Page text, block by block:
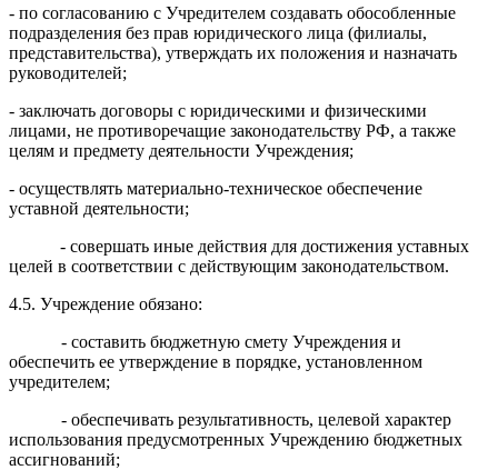
- по согласованию с Учредителем создавать обособленные
подразделения без прав юридического лица (филиалы,
представительства), утверждать их положения и назначать
руководителей;
- заключать договоры с юридическими и физическими
лицами, не противоречащие законодательству РФ, а также
целям и предмету деятельности Учреждения;
- осуществлять материально-техническое обеспечение
уставной деятельности;
- совершать иные действия для достижения уставных
целей в соответствии с действующим законодательством.
4.5. Учреждение обязано:
- составить бюджетную смету Учреждения и
обеспечить ее утверждение в порядке, установленном
учредителем;
- обеспечивать результативность, целевой характер
использования предусмотренных Учреждению бюджетных
ассигнований;